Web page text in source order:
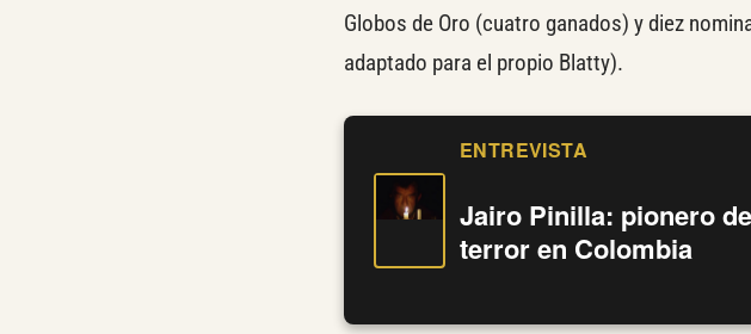
Globos de Oro (cuatro ganados) y diez
adaptado para el propio Blatty).
ENTREVISTA
Jairo Pinilla: pionero
terror en Colombia